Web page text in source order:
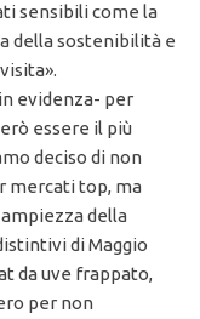
sensibili come la
della sostenibilità e
evidenza- per
essere il più
deciso di non
mercati top, ma
della
di Maggio
da uve frappato,
per non